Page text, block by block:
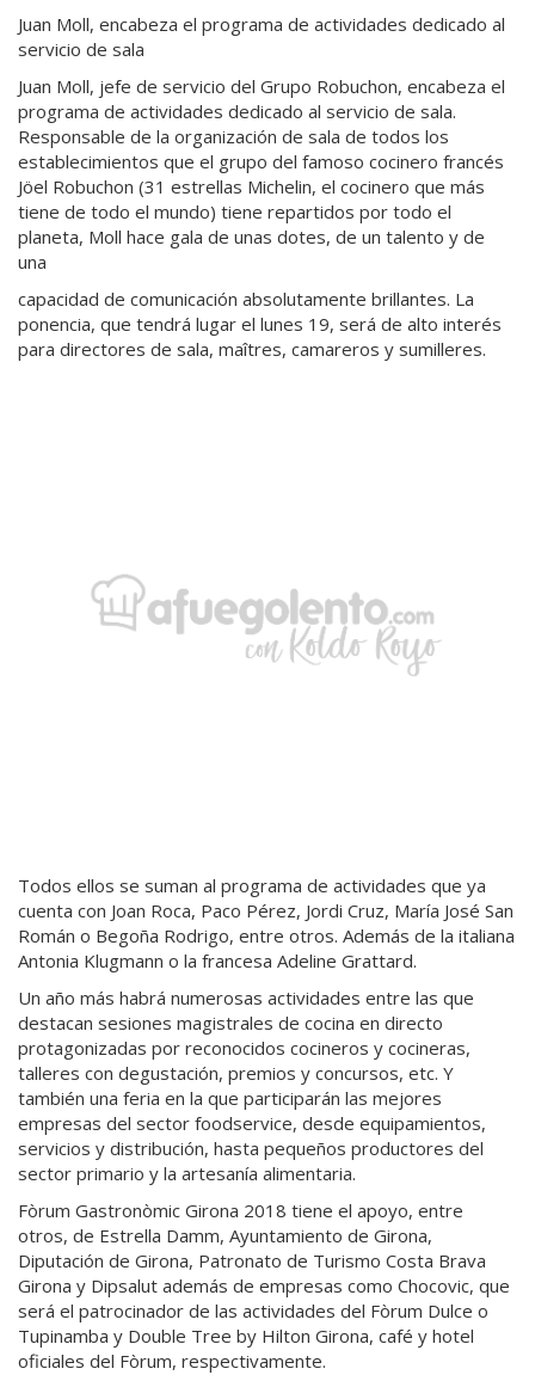
Juan Moll, encabeza el programa de actividades dedicado al
servicio de sala
Juan Moll, jefe de servicio del Grupo Robuchon, encabeza el
programa de actividades dedicado al servicio de sala.
Responsable de la organización de sala de todos los
establecimientos que el grupo del famoso cocinero francés
Jöel Robuchon (31 estrellas Michelin, el cocinero que más
tiene de todo el mundo) tiene repartidos por todo el
planeta, Moll hace gala de unas dotes, de un talento y de
una
capacidad de comunicación absolutamente brillantes. La
ponencia, que tendrá lugar el lunes 19, será de alto interés
para directores de sala, maîtres, camareros y sumilleres.
Todos ellos se suman al programa de actividades que ya
cuenta con Joan Roca, Paco Pérez, Jordi Cruz, María José San
Román o Begoña Rodrigo, entre otros. Además de la italiana
Antonia Klugmann o la francesa Adeline Grattard.
Un año más habrá numerosas actividades entre las que
destacan sesiones magistrales de cocina en directo
protagonizadas por reconocidos cocineros y cocineras,
talleres con degustación, premios y concursos, etc. Y
también una feria en la que participarán las mejores
empresas del sector foodservice, desde equipamientos,
servicios y distribución, hasta pequeños productores del
sector primario y la artesanía alimentaria.
Fòrum Gastronòmic Girona 2018 tiene el apoyo, entre
otros, de Estrella Damm, Ayuntamiento de Girona,
Diputación de Girona, Patronato de Turismo Costa Brava
Girona y Dipsalut además de empresas como Chocovic, que
será el patrocinador de las actividades del Fòrum Dulce o
Tupinamba y Double Tree by Hilton Girona, café y hotel
oficiales del Fòrum, respectivamente.